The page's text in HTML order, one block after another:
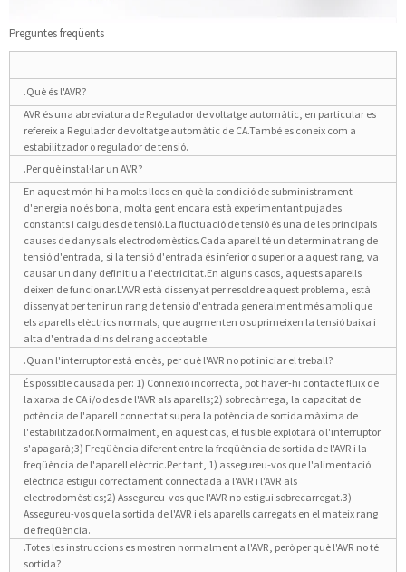
Preguntes freqüents
.Què és l'AVR?
AVR és una abreviatura de Regulador de voltatge automàtic, en particular es
refereix a Regulador de voltatge automàtic de CA.També es coneix com a
estabilitzador o regulador de tensió.
.Per què instal·lar un AVR?
En aquest món hi ha molts llocs en què la condició de subministrament
d'energia no és bona, molta gent encara està experimentant pujades
constants i caigudes de tensió.La fluctuació de tensió és una de les principals
causes de danys als electrodomèstics.Cada aparell té un determinat rang de
tensió d'entrada, si la tensió d'entrada és inferior o superior a aquest rang, va
causar un dany definitiu a l'electricitat.En alguns casos, aquests aparells
deixen de funcionar.L'AVR està dissenyat per resoldre aquest problema, està
dissenyat per tenir un rang de tensió d'entrada generalment més ampli que
els aparells elèctrics normals, que augmenten o suprimeixen la tensió baixa i
alta d'entrada dins del rang acceptable.
.Quan l'interruptor està encès, per què l'AVR no pot iniciar el treball?
És possible causada per: 1) Connexió incorrecta, pot haver-hi contacte fluix de
la xarxa de CA i/o des de l'AVR als aparells;2) sobrecàrrega, la capacitat de
potència de l'aparell connectat supera la potència de sortida màxima de
l'estabilitzador.Normalment, en aquest cas, el fusible explotarà o l'interruptor
s'apagarà;3) Freqüència diferent entre la freqüència de sortida de l'AVR i la
freqüència de l'aparell elèctric.Per tant, 1) assegureu-vos que l'alimentació
elèctrica estigui correctament connectada a l'AVR i l'AVR als
electrodomèstics;2) Assegureu-vos que l'AVR no estigui sobrecarregat.3)
Assegureu-vos que la sortida de l'AVR i els aparells carregats en el mateix rang
de freqüència.
.Totes les instruccions es mostren normalment a l'AVR, però per què l'AVR no té
sortida?